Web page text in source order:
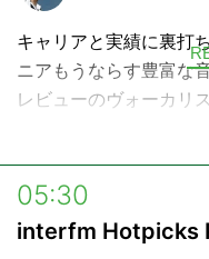
キャリアと実績に裏打
ニアもうならす豊富な
レビューのヴォーカリ
05:30
interfm Hotpicks